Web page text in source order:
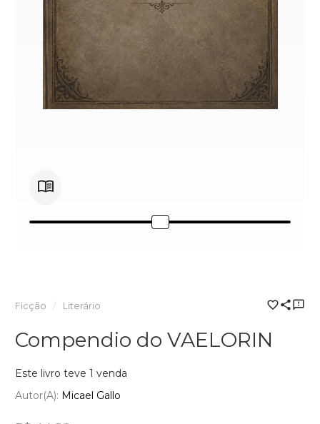
Ficção Literário
Compendio do VAELORIN
Este livro teve 1 venda
Autor(a): Micael Gallo